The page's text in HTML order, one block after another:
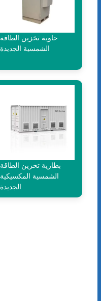
حاوية تخزين الطاقة
الشمسية الجديدة
بطارية تخزين الطاقة
الشمسية المكسيكية
الجديدة